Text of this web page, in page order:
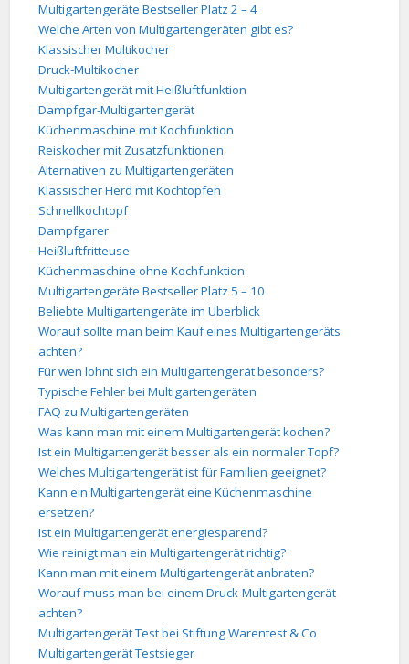
Multigartengeräte Bestseller Platz 2 – 4
Welche Arten von Multigartengeräten gibt es?
Klassischer Multikocher
Druck-Multikocher
Multigartengerät mit Heißluftfunktion
Dampfgar-Multigartengerät
Küchenmaschine mit Kochfunktion
Reiskocher mit Zusatzfunktionen
Alternativen zu Multigartengeräten
Klassischer Herd mit Kochtöpfen
Schnellkochtopf
Dampfgarer
Heißluftfritteuse
Küchenmaschine ohne Kochfunktion
Multigartengeräte Bestseller Platz 5 – 10
Beliebte Multigartengeräte im Überblick
Worauf sollte man beim Kauf eines Multigartengeräts
achten?
Für wen lohnt sich ein Multigartengerät besonders?
Typische Fehler bei Multigartengeräten
FAQ zu Multigartengeräten
Was kann man mit einem Multigartengerät kochen?
Ist ein Multigartengerät besser als ein normaler Topf?
Welches Multigartengerät ist für Familien geeignet?
Kann ein Multigartengerät eine Küchenmaschine
ersetzen?
Ist ein Multigartengerät energiesparend?
Wie reinigt man ein Multigartengerät richtig?
Kann man mit einem Multigartengerät anbraten?
Worauf muss man bei einem Druck-Multigartengerät
achten?
Multigartengerät Test bei Stiftung Warentest & Co
Multigartengerät Testsieger